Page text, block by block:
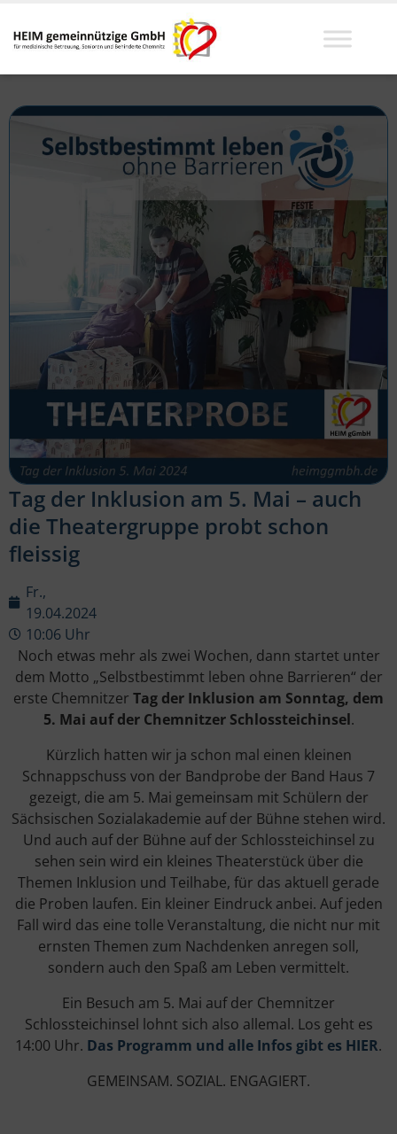
Tag der Inklusion am 5. Mai – auch
die Theatergruppe probt schon
fleissig
Fr.,
19.04.2024
10:06 Uhr
Noch etwas mehr als zwei Wochen, dann startet unter
dem Motto „Selbstbestimmt leben ohne Barrieren“ der
erste Chemnitzer Tag der Inklusion am Sonntag, dem
5. Mai auf der Chemnitzer Schlossteichinsel.
Kürzlich hatten wir ja schon mal einen kleinen
Schnappschuss von der Bandprobe der Band Haus 7
gezeigt, die am 5. Mai gemeinsam mit Schülern der
Sächsischen Sozialakademie auf der Bühne stehen wird.
Und auch auf der Bühne auf der Schlossteichinsel zu
sehen sein wird ein kleines Theaterstück über die
Themen Inklusion und Teilhabe, für das aktuell gerade
die Proben laufen. Ein kleiner Eindruck anbei. Auf jeden
Fall wird das eine tolle Veranstaltung, die nicht nur mit
ernsten Themen zum Nachdenken anregen soll,
sondern auch den Spaß am Leben vermittelt.
Ein Besuch am 5. Mai auf der Chemnitzer
Schlossteichinsel lohnt sich also allemal. Los geht es
14:00 Uhr. Das Programm und alle Infos gibt es HIER.
GEMEINSAM. SOZIAL. ENGAGIERT.